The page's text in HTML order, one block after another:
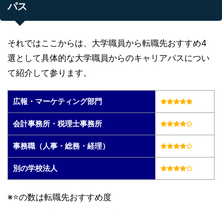
パス
それではここからは、大学職員から転職先おすすめ4
選として具体的な大学職員からのキャリアパスについ
て紹介して参ります。
広報・マーケティング部門
会計事務所・税理士事務所
事務職（人事・総務・経理）
別の学校法人
※⭐️の数は転職先おすすめ度